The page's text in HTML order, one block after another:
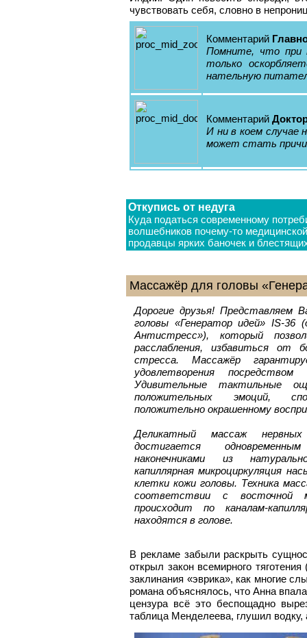
чувствовать себя, словно в
Комментарий
Помните, что при
только
нательную
Комментарий
И ни в коем случае
может стать
Откупись от недуга
Куда податься современному
волшебников почему-то
продавцы ярких баночек и
Массажёр для головы
Дорогие друзья! Представляем
головы «Генератор идей» IS-36
Антистресс»), который
расслабления, избавиться
стресса. Массажёр
удовлетворения
Удивительные тактильные
положительных эмоций,
положительно окрашенному
Деликатный массаж
достигается
наконечниками из
капиллярная микроциркуляция
клетки кожи головы. Техника
соответствии с восточной
происходит по каналам-
находятся в голове.
В рекламе забыли раскрыть
открыл закон всемирного
заклинания «эврика», как многие
романа объяснялось, что Анна
цензура всё это беспощадно
таблица Менделеева, глушил водку,